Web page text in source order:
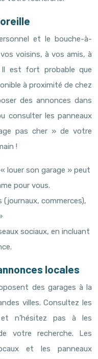
et le bouche-à-
voisins, à vos amis, à
est fort probable que
à proximité de chez
des annonces dans
consulter les panneaux
pas cher » de votre
!
louer son garage » peut
pour vous.
(journaux, commerces),
sociaux, en incluant
locales
des garages à la
villes. Consultez les
n’hésitez pas à les
votre recherche. Les
et les panneaux